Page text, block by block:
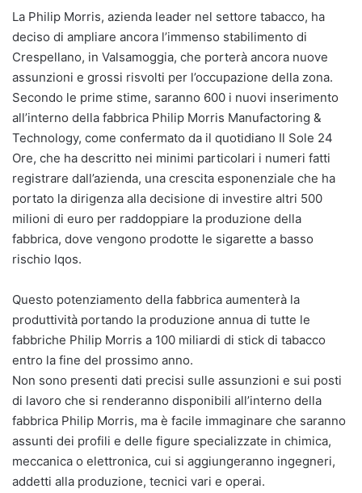
La Philip Morris, azienda leader nel settore tabacco, ha
deciso di ampliare ancora l’immenso stabilimento di
Crespellano, in Valsamoggia, che porterà ancora nuove
assunzioni e grossi risvolti per l’occupazione della zona.
Secondo le prime stime, saranno 600 i nuovi inserimento
all’interno della fabbrica Philip Morris Manufactoring &
Technology, come confermato da il quotidiano Il Sole 24
Ore, che ha descritto nei minimi particolari i numeri fatti
registrare dall’azienda, una crescita esponenziale che ha
portato la dirigenza alla decisione di investire altri 500
milioni di euro per raddoppiare la produzione della
fabbrica, dove vengono prodotte le sigarette a basso
rischio Iqos.
Questo potenziamento della fabbrica aumenterà la
produttività portando la produzione annua di tutte le
fabbriche Philip Morris a 100 miliardi di stick di tabacco
entro la fine del prossimo anno.
Non sono presenti dati precisi sulle assunzioni e sui posti
di lavoro che si renderanno disponibili all’interno della
fabbrica Philip Morris, ma è facile immaginare che saranno
assunti dei profili e delle figure specializzate in chimica,
meccanica o elettronica, cui si aggiungeranno ingegneri,
addetti alla produzione, tecnici vari e operai.